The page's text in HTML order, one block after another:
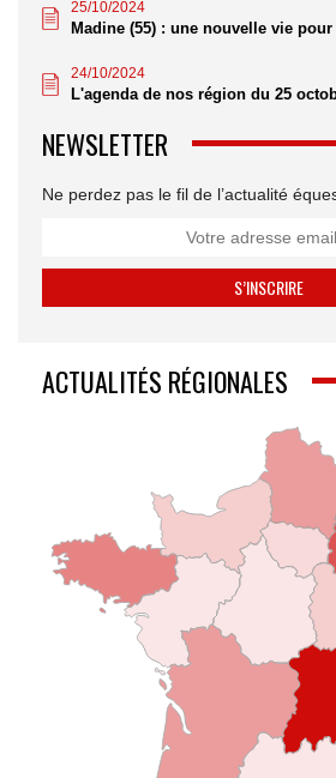
25/10/2024
Madine (55) : une nouvelle vie
24/10/2024
L'agenda de nos région du 25
NEWSLETTER
Ne perdez pas le fil de l’actualité
ACTUALITÉS RÉGIONALES